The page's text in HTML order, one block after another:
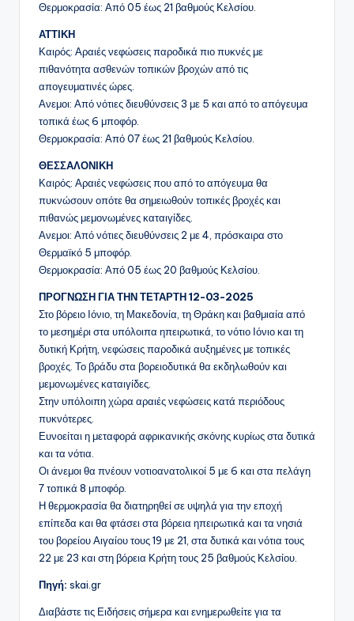
Θερμοκρασία: Από 05 έως 21 βαθμούς Κελσίου.
ΑΤΤΙΚΗ
Καιρός: Αραιές νεφώσεις παροδικά πιο πυκνές με
πιθανότητα ασθενών τοπικών βροχών από τις
απογευματινές ώρες.
Ανεμοι: Από νότιες διευθύνσεις 3 με 5 και από το απόγευμα
τοπικά έως 6 μποφόρ.
Θερμοκρασία: Από 07 έως 21 βαθμούς Κελσίου.
ΘΕΣΣΑΛΟΝΙΚΗ
Καιρός: Αραιές νεφώσεις που από το απόγευμα θα
πυκνώσουν οπότε θα σημειωθούν τοπικές βροχές και
πιθανώς μεμονωμένες καταιγίδες.
Ανεμοι: Από νότιες διευθύνσεις 2 με 4, πρόσκαιρα στο
Θερμαϊκό 5 μποφόρ.
Θερμοκρασία: Από 05 έως 20 βαθμούς Κελσίου.
ΠΡΟΓΝΩΣΗ ΓΙΑ ΤΗΝ ΤΕΤΑΡΤΗ 12-03-2025
Στο βόρειο Ιόνιο, τη Μακεδονία, τη Θράκη και βαθμιαία από
το μεσημέρι στα υπόλοιπα ηπειρωτικά, το νότιο Ιόνιο και τη
δυτική Κρήτη, νεφώσεις παροδικά αυξημένες με τοπικές
βροχές. Το βράδυ στα βορειοδυτικά θα εκδηλωθούν και
μεμονωμένες καταιγίδες.
Στην υπόλοιπη χώρα αραιές νεφώσεις κατά περιόδους
πυκνότερες.
Ευνοείται η μεταφορά αφρικανικής σκόνης κυρίως στα δυτικά
και τα νότια.
Οι άνεμοι θα πνέουν νοτιοανατολικοί 5 με 6 και στα πελάγη
7 τοπικά 8 μποφόρ.
Η θερμοκρασία θα διατηρηθεί σε υψηλά για την εποχή
επίπεδα και θα φτάσει στα βόρεια ηπειρωτικά και τα νησιά
του βορείου Αιγαίου τους 19 με 21, στα δυτικά και νότια τους
22 με 23 και στη βόρεια Κρήτη τους 25 βαθμούς Κελσίου.
Πηγή: skai.gr
Διαβάστε τις Ειδήσεις σήμερα και ενημερωθείτε για τα